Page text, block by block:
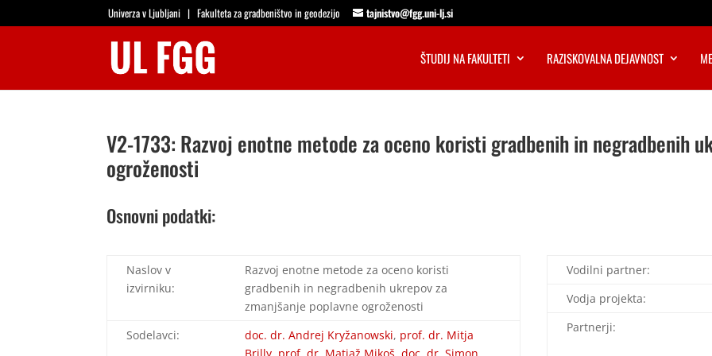
Univerza v Ljubljani |Fakulteta za gradbeništvo in geodezijo tajnistvo@fgg.uni-lj.si
ŠTUDIJ NA FAKULTETI RAZISKOVALNA DEJAVNOST
V2-1733: Razvoj enotne metode za oceno koristi gradbenih in negradbenih
ogroženosti
Osnovni podatki:
Naslov v
izvirniku:
Razvoj enotne metode za oceno koristi
gradbenih in negradbenih ukrepov za
zmanjšanje poplavne ogroženosti
Sodelavci:
doc. dr. Andrej Kryžanowski, prof. dr. Mitja
Vodilni partner:
Vodja projekta:
Partnerji: